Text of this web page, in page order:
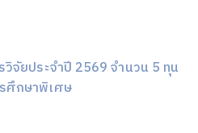
จัยประจำปี 2569 จำนวน 5 ทุน
ศึกษาพิเศษ